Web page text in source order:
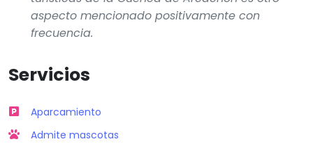
aspecto mencionado positivamente con
frecuencia.
Servicios
Aparcamiento
Admite mascotas